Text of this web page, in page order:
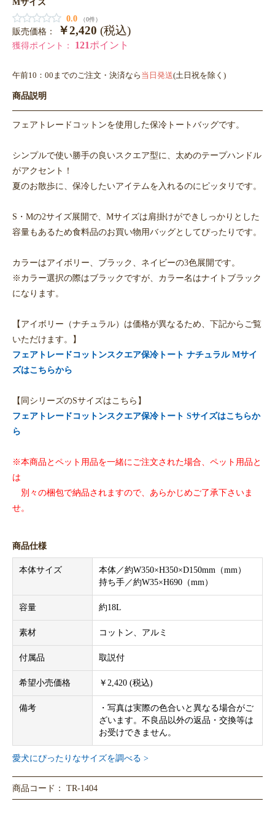
0.0
（0件）
販売価格： ￥2,420 (税込)
獲得ポイント： 121ポイント
午前10：00までのご注文・決済なら 当日発送(土日祝を除く)
商品説明
フェアトレードコットンを使用した保冷トートバッグです。
シンプルで使い勝手の良いスクエア型に、太めのテープハンドル
がアクセント！
夏のお散歩に、保冷したいアイテムを入れるのにピッタリです。
S・Mの2サイズ展開で、Mサイズは肩掛けができしっかりとした
容量もあるため食料品のお買い物用バッグとしてぴったりです。
カラーはアイボリー、ブラック、ネイビーの3色展開です。
※カラー選択の際はブラックですが、カラー名はナイトブラック
になります。
【アイボリー（ナチュラル）は価格が異なるため、下記からご覧
いただけます。】
フェアトレードコットンスクエア保冷トート ナチュラル Mサイ
ズはこちらから
【同シリーズのSサイズはこちら】
フェアトレードコットンスクエア保冷トート Sサイズはこちらか
ら
※本商品とペット用品を一緒にご注文された場合、ペット用品と
は
別々の梱包で納品されますので、あらかじめご了承下さいま
せ。
商品仕様
本体サイズ
本体／約W350×H350×D150mm（mm）
持ち手／約W35×H690（mm）
容量 約18L
素材 コットン、アルミ
付属品 取説付
希望小売価格 ￥2,420 (税込)
備考
・写真は実際の色合いと異なる場合がご
ざいます。不良品以外の返品・交換等は
お受けできません。
愛犬にぴったりなサイズを調べる >
商品コード： TR-1404